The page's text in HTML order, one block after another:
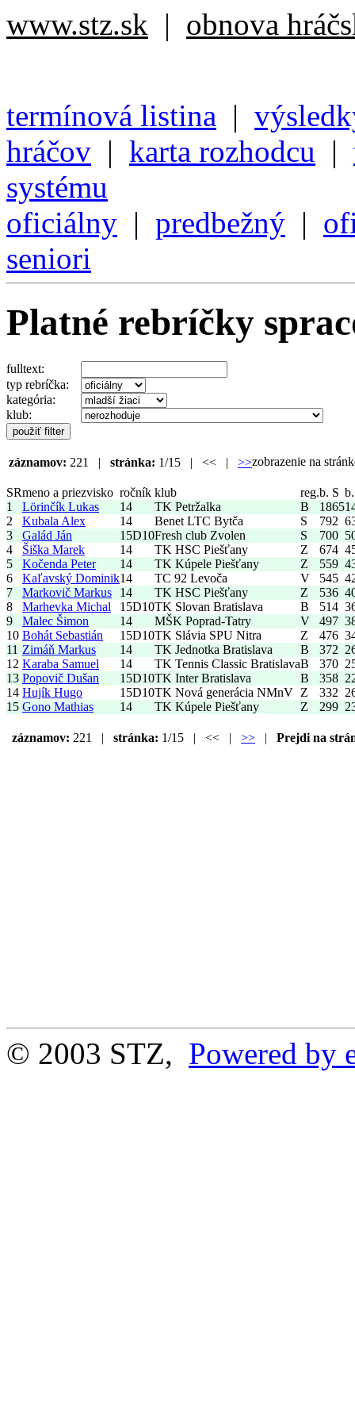
www.stz.sk | obnova
termínová listina |
hráčov | karta rozhodcu |
systému
oficiálny | predbežný |
seniori
Platné rebríčky
fulltext:
typ rebríčka:
kategória:
klub:
záznamov: 221 | stránka: 1/15 | << | >>zobrazenie na
SRmeno a priezvisko ročník klub reg.b. S
1
Lörinčík Lukas 14 TK Petržalka B 1865
2
Kubala Alex 14 Benet LTC Bytča S 792
3
Galád Ján 15D10Fresh club Zvolen S 700
4
Šiška Marek 14 TK HSC Piešťany Z 674
5
Kočenda Peter 14 TK Kúpele Piešťany Z 559
6
Kaľavský Dominik14 TC 92 Levoča V 545
7
Markovič Markus 14 TK HSC Piešťany Z 536
8
Marhevka Michal 15D10TK Slovan Bratislava B 514
9
Malec Šimon 14 MŠK Poprad-Tatry V 497
10 Bohát Sebastián 15D10TK Slávia SPU Nitra Z 476
11 Zimáň Markus 14 TK Jednotka Bratislava B 372
12 Karaba Samuel 14 TK Tennis Classic BratislavaB 370
13 Popovič Dušan 15D10TK Inter Bratislava B 358
14 Hujík Hugo 15D10TK Nová generácia NMnV Z 332
15 Gono Mathias 14 TK Kúpele Piešťany Z 299
záznamov: 221 | stránka: 1/15 | << | >> | Prejdi na
© 2003 STZ, Powered by